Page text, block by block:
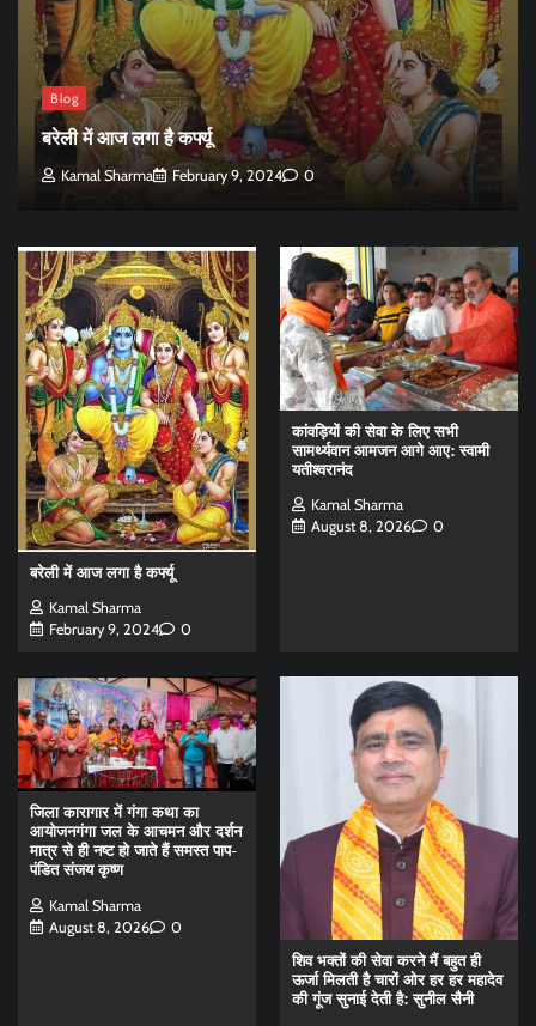
Blog
बरेली में आज लगा है कर्फ्यू
Kamal Sharma February 9, 2024 0
बरेली में आज लगा है कर्फ्यू
Kamal Sharma
February 9, 2024
0
कांवड़ियों की सेवा के लिए सभी
सामर्थ्यवान आमजन आगे आए: स्वामी
यतीश्वरानंद
Kamal Sharma
August 8, 2026
0
जिला कारागार में गंगा कथा का
आयोजनगंगा जल के आचमन और दर्शन
मात्र से ही नष्ट हो जाते हैं समस्त पाप-
पंडित संजय कृष्ण
Kamal Sharma
August 8, 2026
0
शिव भक्तों की सेवा करने मैं बहुत ही
ऊर्जा मिलती है चारों ओर हर हर महादेव
की गूंज सुनाई देती है: सुनील सैनी